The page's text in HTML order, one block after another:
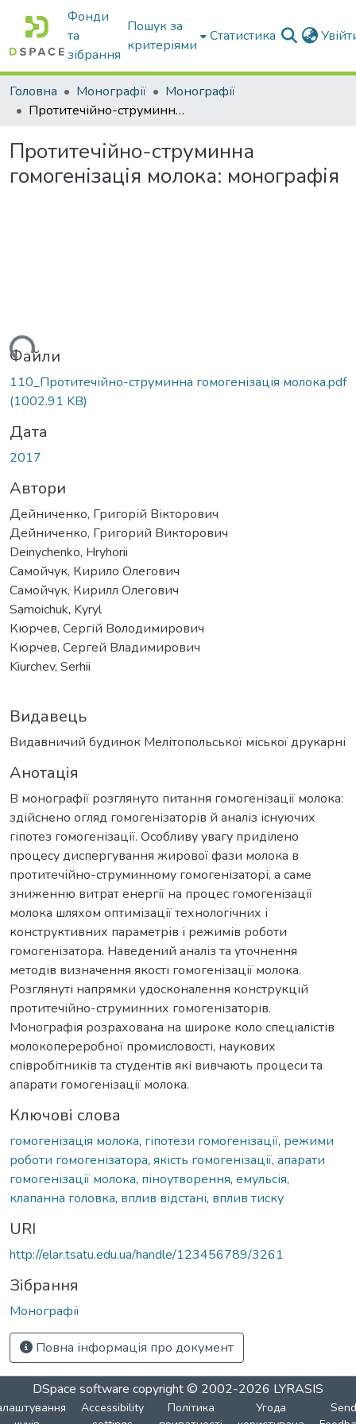
Фонди
та
зібрання
Пошук за
критеріями
Статистика
Головна Монографії
Монографії
Протитечійно-струминна гомогенізація молока: монографія
Протитечійно-струминна
гомогенізація молока: монографія
Файли
110_Протитечійно-струминна гомогенізація молока.pdf
(1002.91 KB)
Дата
2017
Автори
Дейниченко, Григорій Вікторович
Дейниченко, Григорий Викторович
Deinychenko, Hryhorii
Самойчук, Кирило Олегович
Самойчук, Кирилл Олегович
Samoichuk, Kyryl
Кюрчев, Сергій Володимирович
Кюрчев, Сергей Владимирович
Kiurchеv, Serhii
Видавець
Видавничий будинок Мелітопольської міської друкарні
Анотація
В монографії розглянуто питання гомогенізації молока:
здійснено огляд гомогенізаторів й аналіз існуючих
гіпотез гомогенізації. Особливу увагу приділено
процесу диспергування жирової фази молока в
протитечійно-струминному гомогенізаторі, а саме
зниженню витрат енергії на процес гомогенізації
молока шляхом оптимізації технологічних і
конструктивних параметрів і режимів роботи
гомогенізатора. Наведений аналіз та уточнення
методів визначення якості гомогенізації молока.
Розглянуті напрямки удосконалення конструкцій
протитечійно-струминних гомогенізаторів.
Монографія розрахована на широке коло спеціалістів
молокопереробної промисловості, наукових
співробітників та студентів які вивчають процеси та
апарати гомогенізації молока.
Ключові слова
гомогенізація молока, гіпотези гомогенізації, режими
роботи гомогенізатора, якість гомогенізації, апарати
гомогенізації молока, піноутворення, емульсія,
клапанна головка, вплив відстані, вплив тиску
URI
http://elar.tsatu.edu.ua/handle/123456789/3261
Зібрання
Монографії
Повна інформація про документ
DSpace software copyright © 2002-2026 LYRASIS
Accessibility
Політика
Угода
Send